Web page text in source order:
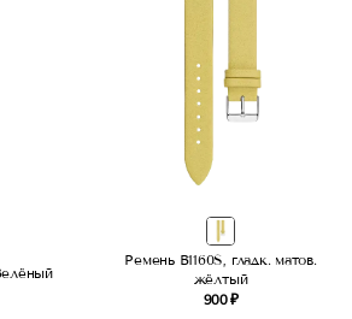
Ремень B1160S, гладк. матов.
жёлтый
900 ₽